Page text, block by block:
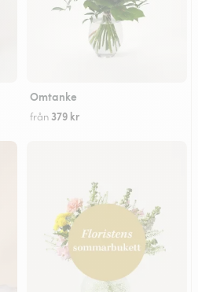
Omtanke
från 379 kr